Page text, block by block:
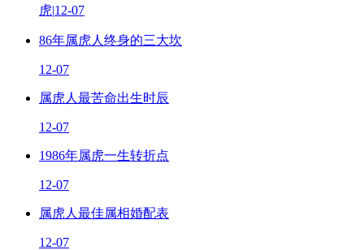
虎|12-07
86年属虎人终身的三大坎
12-07
属虎人最苦命出生时辰
12-07
1986年属虎一生转折点
12-07
属虎人最佳属相婚配表
12-07